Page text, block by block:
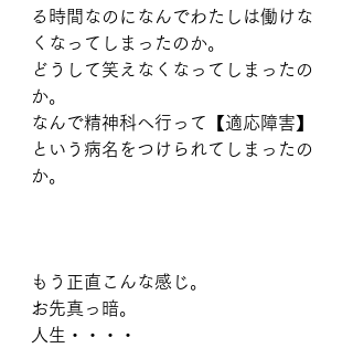
る時間なのになんでわたしは働けな
くなってしまったのか。
どうして笑えなくなってしまったの
か。
なんで精神科へ行って【適応障害】
という病名をつけられてしまったの
か。
もう正直こんな感じ。
お先真っ暗。
人生・・・・